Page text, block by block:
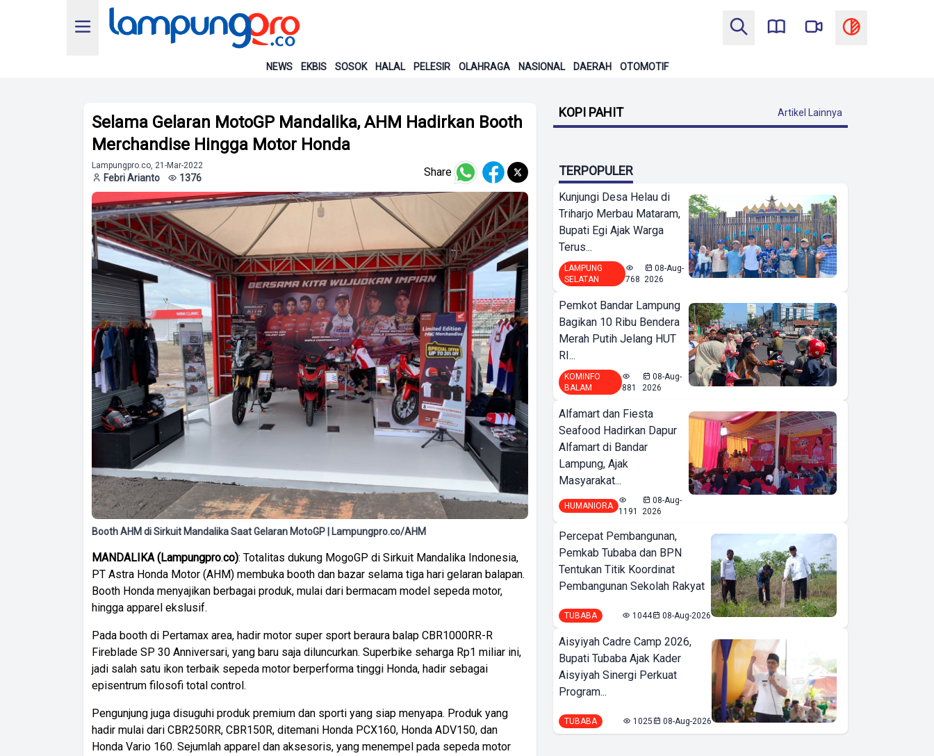
NEWS EKBIS SOSOK HALAL PELESIR OLAHRAGA NASIONAL DAERAH OTOMOTIF
Selama Gelaran MotoGP Mandalika, AHM Hadirkan Booth
Merchandise Hingga Motor Honda
Lampungpro.co, 21-Mar-2022
Febri Arianto 1376 Share
Booth AHM di Sirkuit Mandalika Saat Gelaran MotoGP | Lampungpro.co/AHM
MANDALIKA (Lampungpro.co): Totalitas dukung MogoGP di Sirkuit Mandalika Indonesia,
PT Astra Honda Motor (AHM) membuka booth dan bazar selama tiga hari gelaran balapan.
Booth Honda menyajikan berbagai produk, mulai dari bermacam model sepeda motor,
hingga apparel ekslusif.
Pada booth di Pertamax area, hadir motor super sport beraura balap CBR1000RR-R
Fireblade SP 30 Anniversari, yang baru saja diluncurkan. Superbike seharga Rp1 miliar ini,
jadi salah satu ikon terbaik sepeda motor berperforma tinggi Honda, hadir sebagai
episentrum filosofi total control.
Pengunjung juga disuguhi produk premium dan sporti yang siap menyapa. Produk yang
hadir mulai dari CBR250RR, CBR150R, ditemani Honda PCX160, Honda ADV150, dan
Honda Vario 160. Sejumlah apparel dan aksesoris, yang menempel pada sepeda motor
KOPI PAHIT Artikel Lainnya
TERPOPULER
Kunjungi Desa Helau di
Triharjo Merbau Mataram,
Bupati Egi Ajak Warga
Terus...
LAMPUNG
SELATAN
768
08-Aug-
2026
Pemkot Bandar Lampung
Bagikan 10 Ribu Bendera
Merah Putih Jelang HUT
RI...
KOMINFO
BALAM
881
08-Aug-
2026
Alfamart dan Fiesta
Seafood Hadirkan Dapur
Alfamart di Bandar
Lampung, Ajak
Masyarakat...
HUMANIORA
1191
08-Aug-
2026
Percepat Pembangunan,
Pemkab Tubaba dan BPN
Tentukan Titik Koordinat
Pembangunan Sekolah Rakyat
TUBABA 1044 08-Aug-2026
Aisyiyah Cadre Camp 2026,
Bupati Tubaba Ajak Kader
Aisyiyah Sinergi Perkuat
Program...
TUBABA 1025 08-Aug-2026